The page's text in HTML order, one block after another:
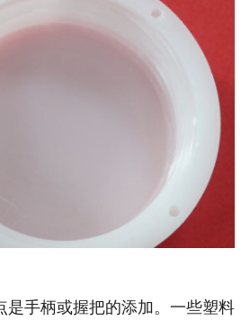
手柄或握把的添加。一些塑料